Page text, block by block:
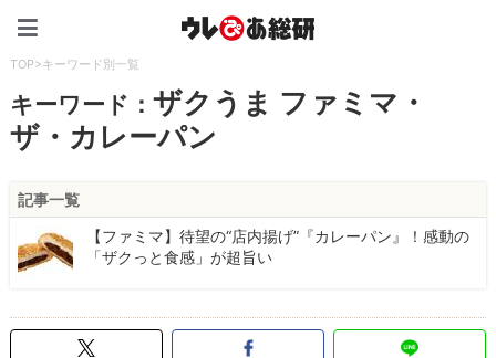
TOP>キーワード別一覧
キーワード：ザクうま ファミマ・
ザ・カレーパン
記事一覧
【ファミマ】待望の“店内揚げ”『カレーパン』！感動の
「ザクっと食感」が超旨い